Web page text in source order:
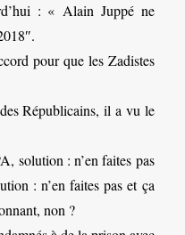
: « Alain Juppé ne
pour que les Zadistes
Républicains, il a vu le
solution : n’en faites pas
: n’en faites pas et ça
non ?